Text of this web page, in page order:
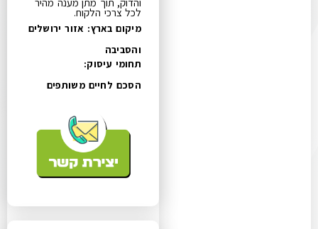
לכל צרכי הלקוח.
מיקום בארץ: אזור ירושלים
והסביבה
תחומי עיסוק:
הסכם לחיים משותפים